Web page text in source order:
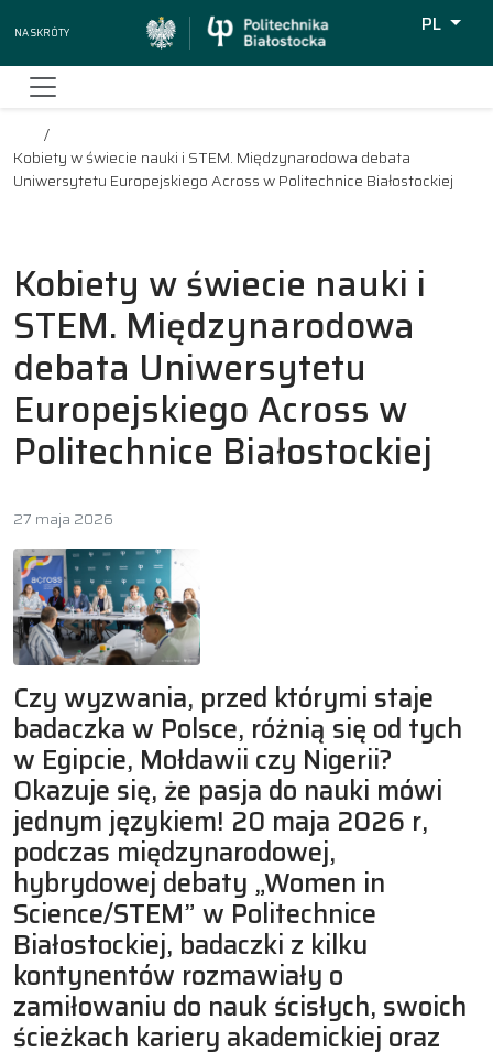
Na skróty
PL
Kobiety w świecie nauki i STEM. Międzynarodowa debata
Uniwersytetu Europejskiego Across w Politechnice Białostockiej
Kobiety w świecie nauki i
STEM. Międzynarodowa
debata Uniwersytetu
Europejskiego Across w
Politechnice Białostockiej
27 maja 2026
Czy wyzwania, przed którymi staje
badaczka w Polsce, różnią się od tych
w Egipcie, Mołdawii czy Nigerii?
Okazuje się, że pasja do nauki mówi
jednym językiem! 20 maja 2026 r,
podczas międzynarodowej,
hybrydowej debaty „Women in
Science/STEM” w Politechnice
Białostockiej, badaczki z kilku
kontynentów rozmawiały o
zamiłowaniu do nauk ścisłych, swoich
ścieżkach kariery akademickiej oraz